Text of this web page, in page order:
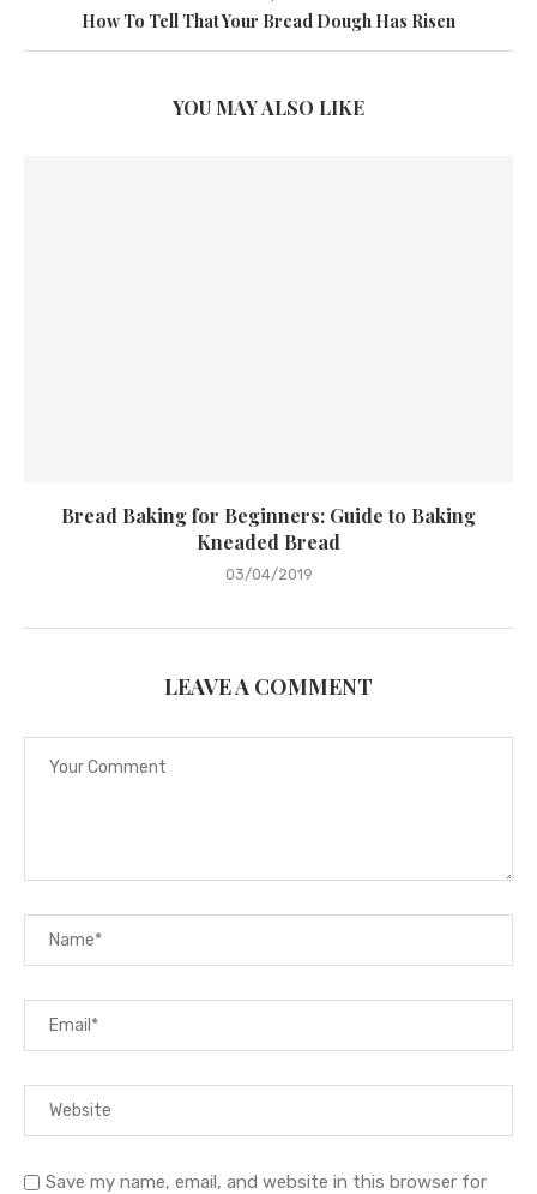
How To Tell That Your Bread Dough Has Risen
YOU MAY ALSO LIKE
Bread Baking for Beginners: Guide to Baking
Kneaded Bread
03/04/2019
LEAVE A COMMENT
Save my name, email, and website in this browser for